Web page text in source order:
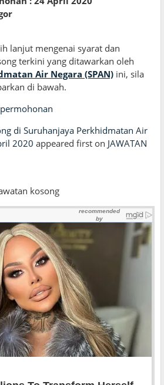
lanjut mengenai syarat dan
terkini yang ditawarkan oleh
Air Negara (SPAN) ini, sila
di bawah.
di Suruhanjaya Perkhidmatan Air
2020 appeared first on JAWATAN
kosong